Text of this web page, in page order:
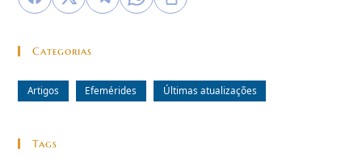
Categorias
Artigos Efemérides Últimas atualizações
Tags